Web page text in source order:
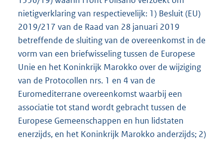
nietigverklaring van respectievelijk: 1) Besluit (EU)
2019/217 van de Raad van 28 januari 2019
betreffende de sluiting van de overeenkomst in de
vorm van een briefwisseling tussen de Europese
Unie en het Koninkrijk Marokko over de wijziging
van de Protocollen nrs. 1 en 4 van de
Euromediterrane overeenkomst waarbij een
associatie tot stand wordt gebracht tussen de
Europese Gemeenschappen en hun lidstaten
enerzijds, en het Koninkrijk Marokko anderzijds; 2)